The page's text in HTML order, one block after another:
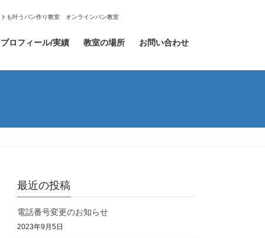
も叶うパン作り教室 オンラインパン教室
プロフィール/実績 教室の場所 お問い合わせ
最近の投稿
電話番号変更のお知らせ
2023年9月5日